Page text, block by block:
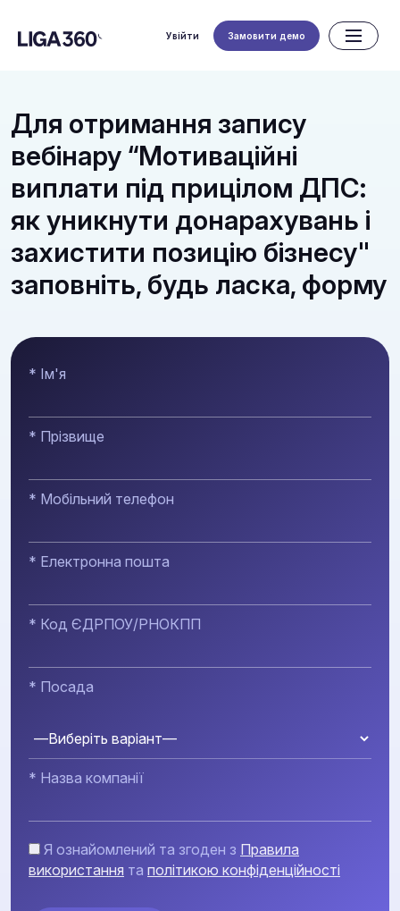
Увійти Замовити демо
Для отримання запису
вебінару “Мотиваційні
виплати під прицілом ДПС:
як уникнути донарахувань і
захистити позицію бізнесу"
заповніть, будь ласка, форму
* Ім'я
* Прізвище
* Мобільний телефон
* Електронна пошта
* Код ЄДРПОУ/РНОКПП
* Посада
* Назва компанії
Я ознайомлений та згоден з Правила
використання та політикою конфіденційності